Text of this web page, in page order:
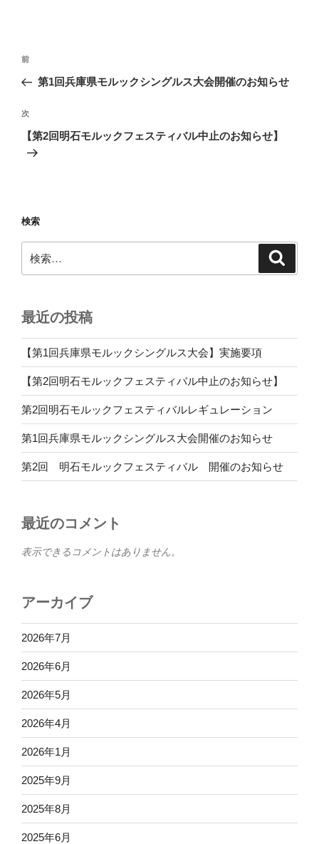
投
ナ
ビ
ゲ
ー
前
の
稿
前
第1回兵庫県モルックシングルス大会開催のお知らせ
次
の
次
【第2回明石モルックフェスティバル中止のお知らせ】
検索
索:
最近の投稿
【第1回兵庫県モルックシングルス大会】実施要項
【第2回明石モルックフェスティバル中止のお知らせ】
第2回明石モルックフェスティバルレギュレーション
第1回兵庫県モルックシングルス大会開催のお知らせ
第2回 明石モルックフェスティバル 開催のお知らせ
最近のコメント
表示できるコメントはありません。
アーカイブ
2026年7月
2026年6月
2026年5月
2026年4月
2026年1月
2025年9月
2025年8月
2025年6月